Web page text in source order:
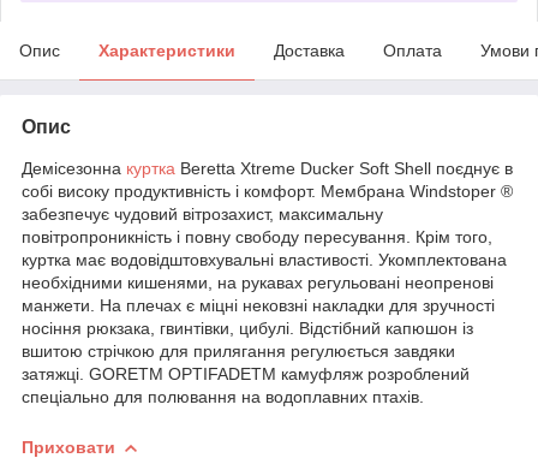
Опис Характеристики Доставка Оплата Умови
Опис
Демісезонна куртка Beretta Xtreme Ducker Soft Shell поєднує в
собі високу продуктивність і комфорт. Мембрана Windstoper ®
забезпечує чудовий вітрозахист, максимальну
повітропроникність і повну свободу пересування. Крім того,
куртка має водовідштовхувальні властивості. Укомплектована
необхідними кишенями, на рукавах регульовані неопренові
манжети. На плечах є міцні нековзні накладки для зручності
носіння рюкзака, гвинтівки, цибулі. Відстібний капюшон із
вшитою стрічкою для прилягання регулюється завдяки
затяжці. GORETM OPTIFADETM камуфляж розроблений
спеціально для полювання на водоплавних птахів.
Приховати